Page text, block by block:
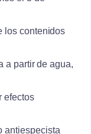
los contenidos
a partir de agua,
efectos
antiespecista